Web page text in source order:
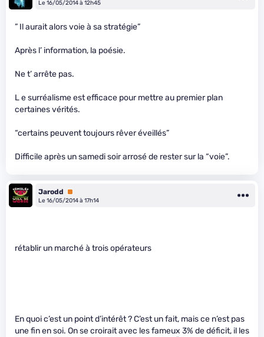
Le 16/05/2014 à 12h45
” Il aurait alors voie à sa stratégie”
Après l’ information, la poésie.
Ne t’ arrête pas.
L e surréalisme est efficace pour mettre au premier plan
certaines vérités.
“certains peuvent toujours rêver éveillés”
Difficile après un samedi soir arrosé de rester sur la “voie”.
Jarodd
Premium
Le 16/05/2014 à 17h14
rétablir un marché à trois opérateurs
En quoi c’est un point d’intérêt ? C’est un fait, mais ce n’est pas
une fin en soi. On se croirait avec les fameux 3% de déficit, il les